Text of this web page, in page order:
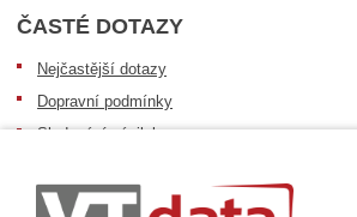
ČASTÉ DOTAZY
Nejčastější dotazy
Dopravní podmínky
Sledování zásilek
Informace k dostupnosti zboží